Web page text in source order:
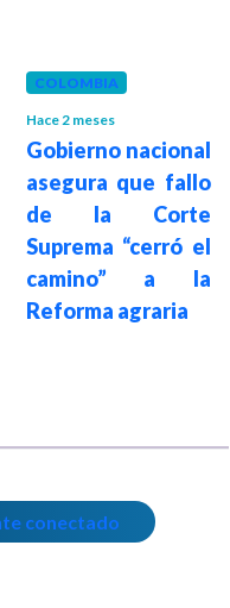
COLOMBIA
Hace 2 meses
Gobierno nacional
asegura que fallo
de la Corte
Suprema “cerró el
camino” a la
Reforma agraria
conectado